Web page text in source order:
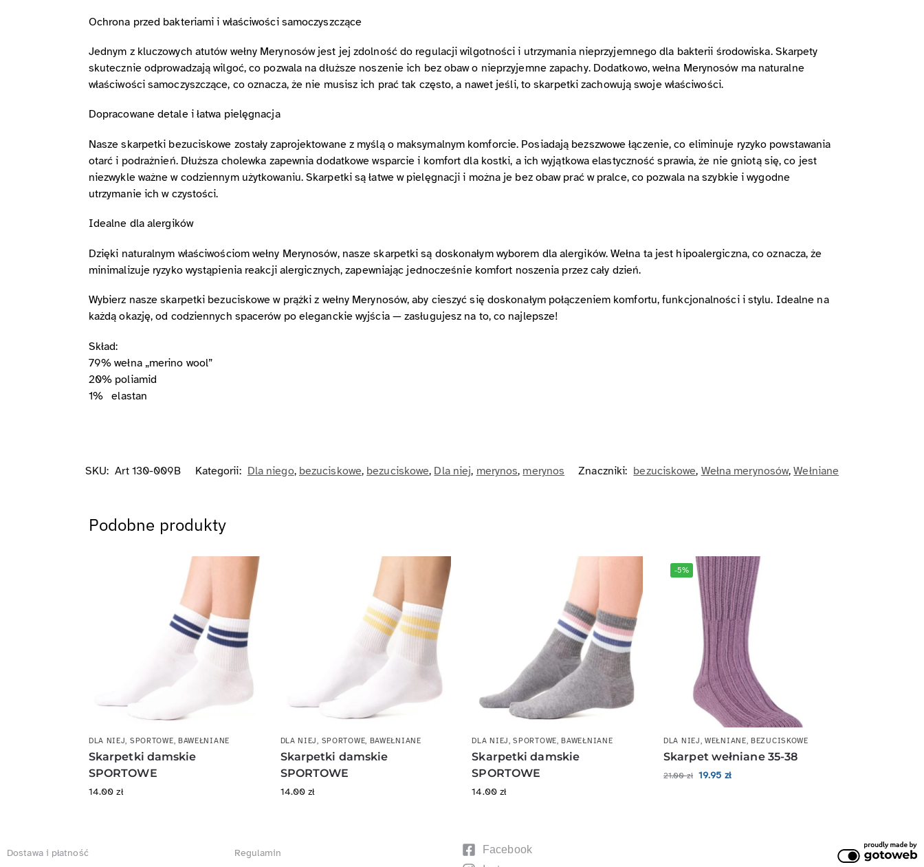
Ochrona przed bakteriami i właściwości samoczyszczące
Jednym z kluczowych atutów wełny Merynosów jest jej zdolność do regulacji wilgotności i utrzymania nieprzyjemnego dla bakterii środowiska. Skarpety
skutecznie odprowadzają wilgoć, co pozwala na dłuższe noszenie ich bez obaw o nieprzyjemne zapachy. Dodatkowo, wełna Merynosów ma naturalne
właściwości samoczyszczące, co oznacza, że nie musisz ich prać tak często, a nawet jeśli, to skarpetki zachowują swoje właściwości.
Dopracowane detale i łatwa pielęgnacja
Nasze skarpetki bezuciskowe zostały zaprojektowane z myślą o maksymalnym komforcie. Posiadają bezszwowe łączenie, co eliminuje ryzyko powstawania
otarć i podrażnień. Dłuższa cholewka zapewnia dodatkowe wsparcie i komfort dla kostki, a ich wyjątkowa elastyczność sprawia, że nie gniotą się, co jest
niezwykle ważne w codziennym użytkowaniu. Skarpetki są łatwe w pielęgnacji i można je bez obaw prać w pralce, co pozwala na szybkie i wygodne
utrzymanie ich w czystości.
Idealne dla alergików
Dzięki naturalnym właściwościom wełny Merynosów, nasze skarpetki są doskonałym wyborem dla alergików. Wełna ta jest hipoalergiczna, co oznacza, że
minimalizuje ryzyko wystąpienia reakcji alergicznych, zapewniając jednocześnie komfort noszenia przez cały dzień.
Wybierz nasze skarpetki bezuciskowe w prążki z wełny Merynosów, aby cieszyć się doskonałym połączeniem komfortu, funkcjonalności i stylu. Idealne na
każdą okazję, od codziennych spacerów po eleganckie wyjścia — zasługujesz na to, co najlepsze!
Skład:
79% wełna „merino wool”
20% poliamid
1% elastan
SKU: Art 130-009B Kategorii: Dla niego, bezuciskowe, bezuciskowe, Dla niej, merynos, merynos Znaczniki: bezuciskowe, Wełna merynosów,Wełniane
Podobne produkty
DLA NIEJ SPORTOWE BAWEŁNIANE
Skarpetki damskie
SPORTOWE
14.00zł
DLA NIEJ SPORTOWE BAWEŁNIANE
Skarpetki damskie
SPORTOWE
14.00zł
DLA NIEJ ,SPORTOWE ,BAWEŁNIANE
Skarpetki damskie
SPORTOWE
14.00 zł
-5%
DLA NIEJ ,WEŁNIANE ,BEZUCISKOWE
Skarpet wełniane 35-38
21.00zł 19.95 zł
Dostawa i płatność Regulamin
Facebook